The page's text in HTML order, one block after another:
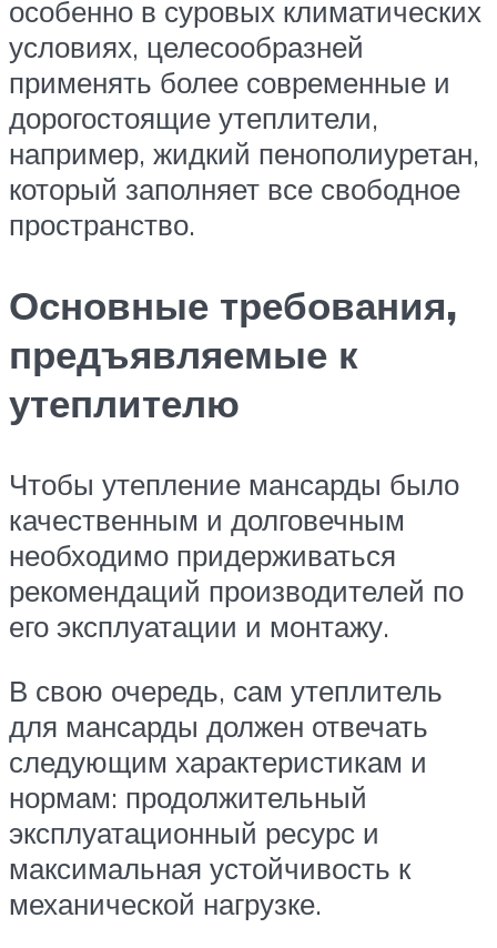
особенно в суровых климатических
условиях, целесообразней
применять более современные и
дорогостоящие утеплители,
например, жидкий пенополиуретан,
который заполняет все свободное
пространство.
Основные требования,
предъявляемые к
утеплителю
Чтобы утепление мансарды было
качественным и долговечным
необходимо придерживаться
рекомендаций производителей по
его эксплуатации и монтажу.
В свою очередь, сам утеплитель
для мансарды должен отвечать
следующим характеристикам и
нормам: продолжительный
эксплуатационный ресурс и
максимальная устойчивость к
механической нагрузке.